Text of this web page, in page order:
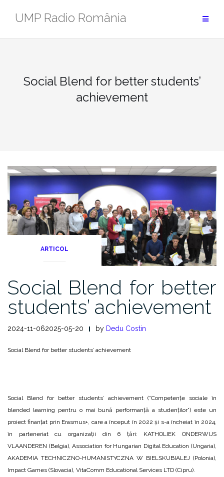
UMP Radio România
Social Blend for better students’
achievement
ARTICOL
Social Blend for better
students’ achievement
2024-11-062025-05-20 by Dedu Costin
Social Blend for better students’ achievement
Social Blend for better students’ achievement (“Competențe sociale în
blended learning pentru o mai bună performanță a studenților”) este un
proiect finanțat prin Erasmus+, care a început în 2022 și s-a încheiat în 2024,
în parteneriat cu organizații din 6 țări: KATHOLIEK ONDERWIJS
VLAANDEREN (Belgia), Association for Hungarian Digital Education (Ungaria),
AKADEMIA TECHNICZNO-HUMANISTYCZNA W BIELSKUBIALEJ (Polonia),
Impact Games (Slovacia), VitaComm Educational Services LTD (Cipru).